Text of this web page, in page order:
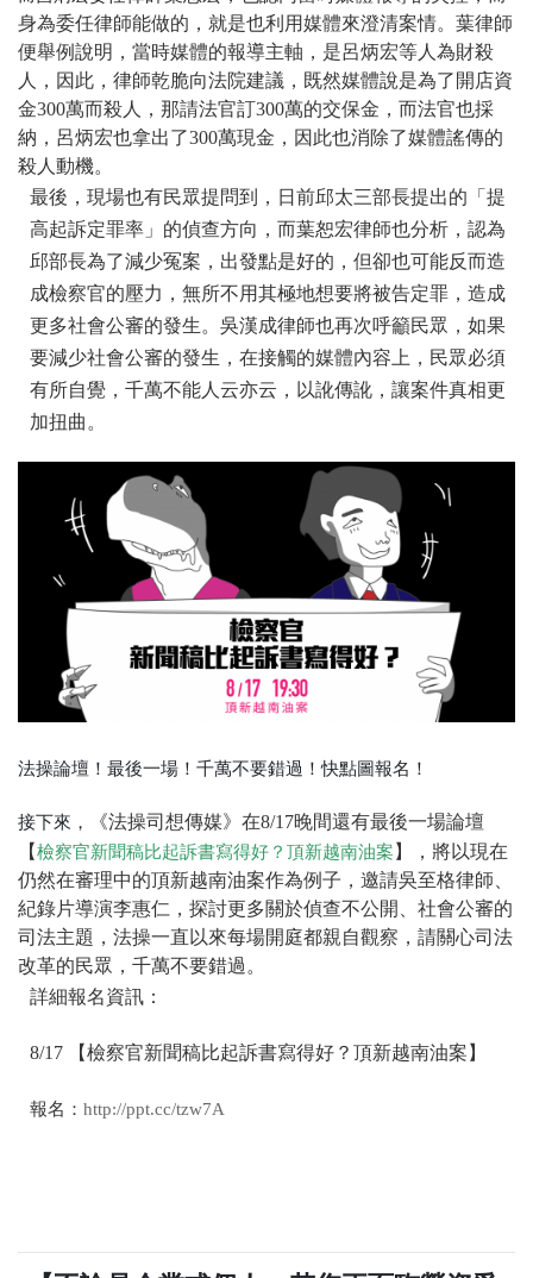
身為委任律師能做的，就是也利用媒體來澄清案情。葉律師
便舉例說明，當時媒體的報導主軸，是呂炳宏等人為財殺
人，因此，律師乾脆向法院建議，既然媒體說是為了開店資
金300萬而殺人，那請法官訂300萬的交保金，而法官也採
納，呂炳宏也拿出了300萬現金，因此也消除了媒體謠傳的
殺人動機。
最後，現場也有民眾提問到，日前邱太三部長提出的「提
高起訴定罪率」的偵查方向，而葉恕宏律師也分析，認為
邱部長為了減少冤案，出發點是好的，但卻也可能反而造
成檢察官的壓力，無所不用其極地想要將被告定罪，造成
更多社會公審的發生。吳漢成律師也再次呼籲民眾，如果
要減少社會公審的發生，在接觸的媒體內容上，民眾必須
有所自覺，千萬不能人云亦云，以訛傳訛，讓案件真相更
加扭曲。
法操論壇！最後一場！千萬不要錯過！快點圖報名！
接下來，
《法操司想傳媒》在8/17晚間還有最後一場論壇
【檢察官新聞稿比起訴書寫得好？頂新越南油案 】，將以現在
仍然在審理中的頂新越南油案作為例子，邀請吳至格律師、
紀錄片導演李惠仁，探討更多關於偵查不公開、社會公審的
司法主題，法操一直以來每場開庭都親自觀察，請關心司法
改革的民眾，千萬不要錯過。
詳細報名資訊：
8/17 【檢察官新聞稿比起訴書寫得好？頂新越南油案】
報名： http://ppt.cc/tzw7A